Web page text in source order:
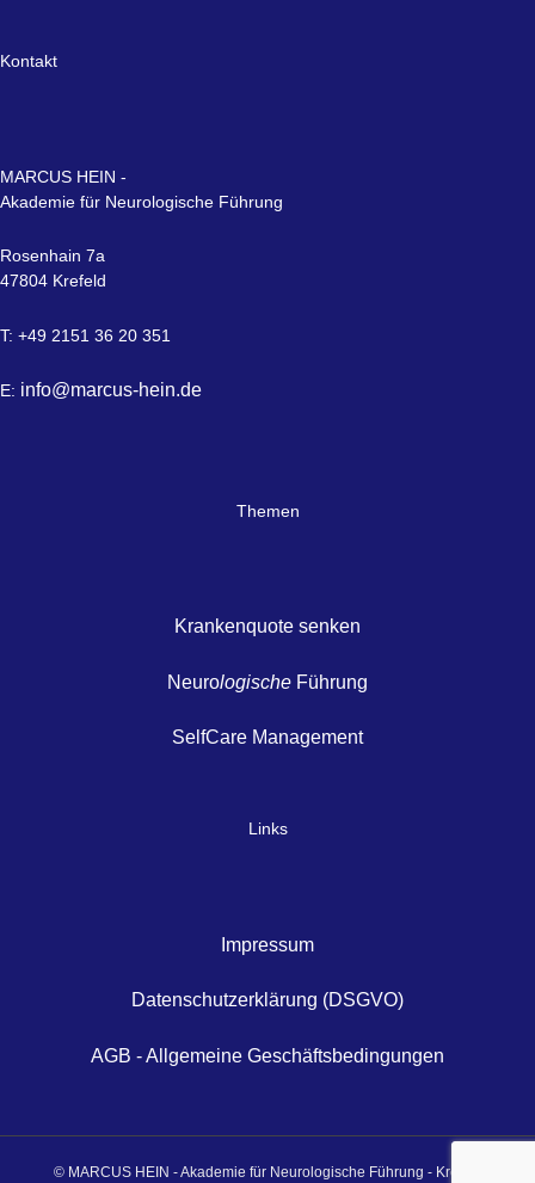
Kontakt
MARCUS HEIN -
Akademie für Neurologische Führung
Rosenhain 7a
47804 Krefeld
T: +49 2151 36 20 351
E: info@marcus-hein.de
Themen
Krankenquote senken
Neurologische Führung
SelfCare Management
Links
Impressum
Datenschutzerklärung (DSGVO)
AGB - Allgemeine Geschäftsbedingungen
© MARCUS HEIN - Akademie für Neurologische Führung - Krefeld